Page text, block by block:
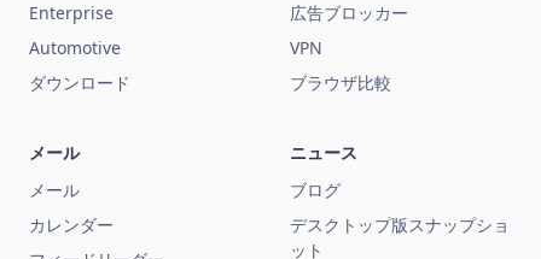
Enterprise
Automotive
ダウンロード
広告ブロッカー
VPN
ブラウザ比較
メール
メール
カレンダー
ニュース
ブログ
デスクトップ版スナップショ
ット